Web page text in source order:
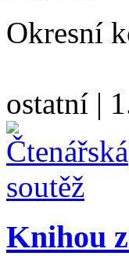
Okresní
ostatní |
Knihou